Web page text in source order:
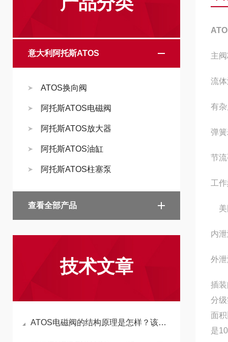
意大利阿托斯ATOS
ATOS换向阀
阿托斯ATOS电磁阀
阿托斯ATOS放大器
阿托斯ATOS油缸
阿托斯ATOS柱塞泵
查看全部产品
技术文章
ATOS电磁阀的结构原理是怎样？该如何选型？
主
流
有
弹
节
工
美
内
外
插
分
面
是